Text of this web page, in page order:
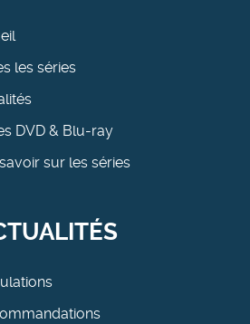
les séries
DVD & Blu-ray
sur les séries